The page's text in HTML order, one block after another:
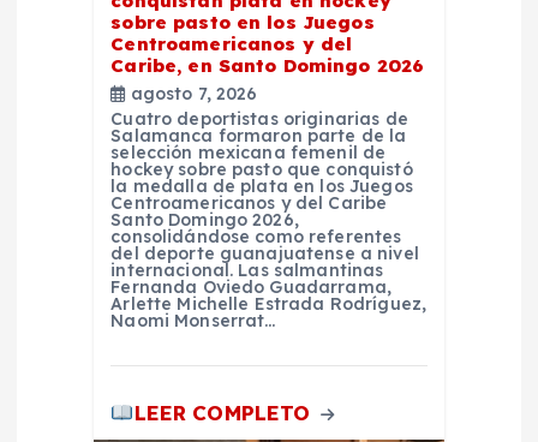
sobre pasto en los Juegos
Centroamericanos y del
Caribe, en Santo Domingo 2026
agosto 7, 2026
Cuatro deportistas originarias de
Salamanca formaron parte de la
selección mexicana femenil de
hockey sobre pasto que conquistó
la medalla de plata en los Juegos
Centroamericanos y del Caribe
Santo Domingo 2026,
consolidándose como referentes
del deporte guanajuatense a nivel
internacional. Las salmantinas
Fernanda Oviedo Guadarrama,
Arlette Michelle Estrada Rodríguez,
Naomi Monserrat…
LEER COMPLETO